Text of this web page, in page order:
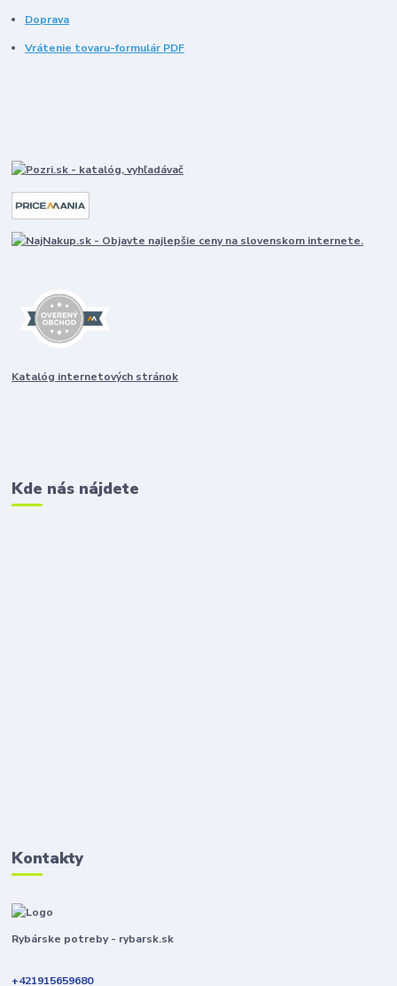
Doprava
Vrátenie tovaru-formulár PDF
Katalóg internetových stránok
Kde nás nájdete
Kontakty
Rybárske potreby - rybarsk.sk
+421915659680